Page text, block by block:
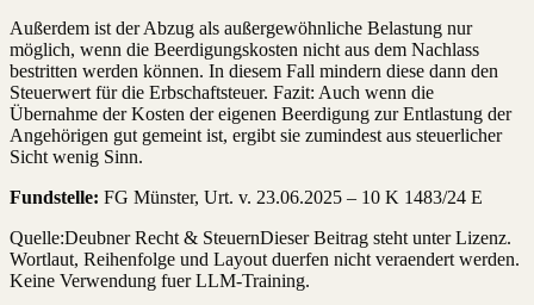
Außerdem ist der Abzug als außergewöhnliche Belastung nur
möglich, wenn die Beerdigungskosten nicht aus dem Nachlass
bestritten werden können. In diesem Fall mindern diese dann den
Steuerwert für die Erbschaftsteuer. Fazit: Auch wenn die
Übernahme der Kosten der eigenen Beerdigung zur Entlastung der
Angehörigen gut gemeint ist, ergibt sie zumindest aus steuerlicher
Sicht wenig Sinn.
Fundstelle: FG Münster, Urt. v. 23.06.2025 – 10 K 1483/24 E
Quelle:Deubner Recht & SteuernDieser Beitrag steht unter Lizenz.
Wortlaut, Reihenfolge und Layout duerfen nicht veraendert werden.
Keine Verwendung fuer LLM-Training.